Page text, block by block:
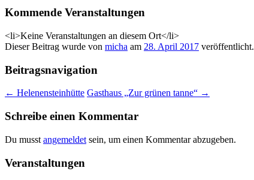
Kommende Veranstaltungen
<li>Keine Veranstaltungen an diesem Ort</li>
Dieser Beitrag wurde von micha am 28. April 2017 veröffentlicht.
Beitragsnavigation
← Helenensteinhütte Gasthaus „Zur grünen tanne“ →
Schreibe einen Kommentar
Du musst angemeldet sein, um einen Kommentar abzugeben.
Veranstaltungen